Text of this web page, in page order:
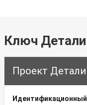
Ключ Детали
Проект Детали
Идентификационный